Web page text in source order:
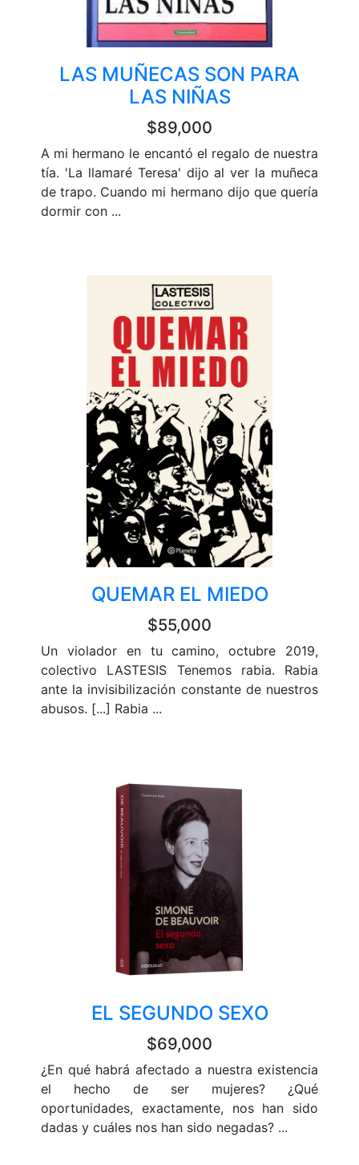
LAS MUÑECAS SON PARA
LAS NIÑAS
$89,000
A mi hermano le encantó el regalo de nuestra
tía. 'La llamaré Teresa' dijo al ver la muñeca
de trapo. Cuando mi hermano dijo que quería
dormir con ...
QUEMAR EL MIEDO
$55,000
Un violador en tu camino, octubre 2019,
colectivo LASTESIS Tenemos rabia. Rabia
ante la invisibilización constante de nuestros
abusos. [...] Rabia ...
EL SEGUNDO SEXO
$69,000
¿En qué habrá afectado a nuestra existencia
el hecho de ser mujeres? ¿Qué
oportunidades, exactamente, nos han sido
dadas y cuáles nos han sido negadas? ...